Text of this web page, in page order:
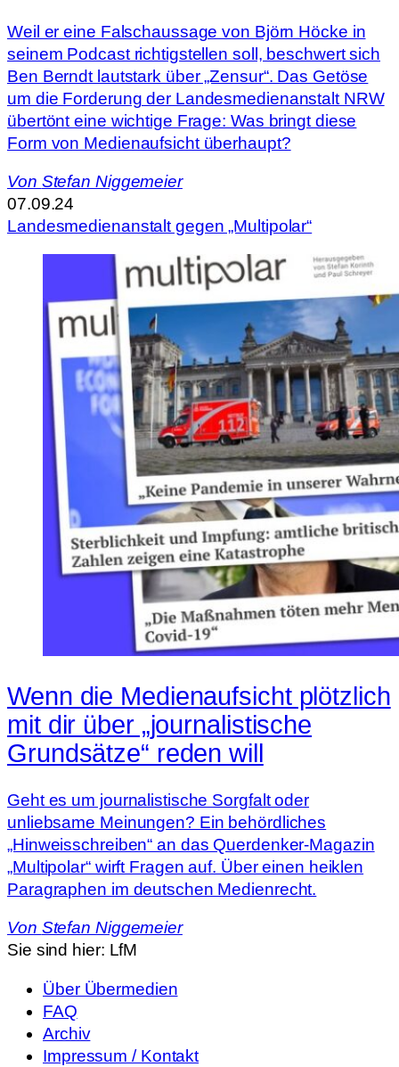
Weil er eine Falschaussage von Björn Höcke in
seinem Podcast richtigstellen soll, beschwert sich
Ben Berndt lautstark über „Zensur“. Das Getöse
um die Forderung der Landesmedienanstalt NRW
übertönt eine wichtige Frage: Was bringt diese
Form von Medienaufsicht überhaupt?
Von Stefan Niggemeier
07.09.24
Landesmedienanstalt gegen „Multipolar“
Wenn die Medienaufsicht plötzlich
mit dir über „journalistische
Grundsätze“ reden will
Geht es um journalistische Sorgfalt oder
unliebsame Meinungen? Ein behördliches
„Hinweisschreiben“ an das Querdenker-Magazin
„Multipolar“ wirft Fragen auf. Über einen heiklen
Paragraphen im deutschen Medienrecht.
Von Stefan Niggemeier
Sie sind hier: LfM
Über Übermedien
FAQ
Archiv
Impressum / Kontakt